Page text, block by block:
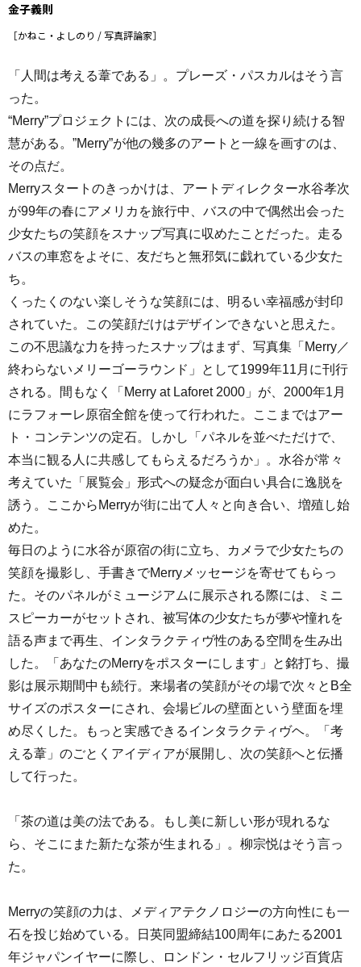
金子義則
［かねこ・よしのり / 写真評論家］
「人間は考える葦である」。プレーズ・パスカルはそう言
った。
“Merry”プロジェクトには、次の成長への道を探り続ける智
慧がある。”Merry”が他の幾多のアートと一線を画すのは、
その点だ。
Merryスタートのきっかけは、アートディレクター水谷孝次
が99年の春にアメリカを旅行中、バスの中で偶然出会った
少女たちの笑顔をスナップ写真に収めたことだった。走る
バスの車窓をよそに、友だちと無邪気に戯れている少女た
ち。
くったくのない楽しそうな笑顔には、明るい幸福感が封印
されていた。この笑顔だけはデザインできないと思えた。
この不思議な力を持ったスナップはまず、写真集「Merry／
終わらないメリーゴーラウンド」として1999年11月に刊行
される。間もなく「Merry at Laforet 2000」が、2000年1月
にラフォーレ原宿全館を使って行われた。ここまではアー
ト・コンテンツの定石。しかし「パネルを並べただけで、
本当に観る人に共感してもらえるだろうか」。水谷が常々
考えていた「展覧会」形式への疑念が面白い具合に逸脱を
誘う。ここからMerryが街に出て人々と向き合い、増殖し始
めた。
毎日のように水谷が原宿の街に立ち、カメラで少女たちの
笑顔を撮影し、手書きでMerryメッセージを寄せてもらっ
た。そのパネルがミュージアムに展示される際には、ミニ
スピーカーがセットされ、被写体の少女たちが夢や憧れを
語る声まで再生、インタラクティヴ性のある空間を生み出
した。「あなたのMerryをポスターにします」と銘打ち、撮
影は展示期間中も続行。来場者の笑顔がその場で次々とB全
サイズのポスターにされ、会場ビルの壁面という壁面を埋
め尽くした。もっと実感できるインタラクティヴヘ。「考
える葦」のごとくアイディアが展開し、次の笑顔へと伝播
して行った。
「茶の道は美の法である。もし美に新しい形が現れるな
ら、そこにまた新たな茶が生まれる」。柳宗悦はそう言っ
た。
Merryの笑顔の力は、メディアテクノロジーの方向性にも一
石を投じ始めている。日英同盟締結100周年にあたる2001
年ジャパンイヤーに際し、ロンドン・セルフリッジ百貨店